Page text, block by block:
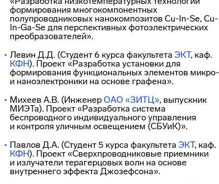
формирования многокомпонентных
полупроводниковых нанокомпозитов Cu-In-Se, Cu-
In-Ga-Se для перспективных фотоэлектрических
преобразователей».
Левин Д.Д. (Студент 6 курса факультета ЭКТ, каф.
КФН). Проект «Разработка установки для
формирования функциональных элементов микро-
и наноэлектроники на основе графена».
Михеев А.В. (ИнженерОАО «ЗИТЦ», выпускник
МИЭТа). Проект «Разработка система
беспроводного индивидуального управления
и контроля уличным освещением (СБУиК)».
Павлов Д.А. (Студент 5 курса факультета ЭКТ, каф.
КФН). Проект «Сверхпроводниковые приемники
и излучатели терагерцовых волн на основе
внутреннего эффекта Джозефсона».